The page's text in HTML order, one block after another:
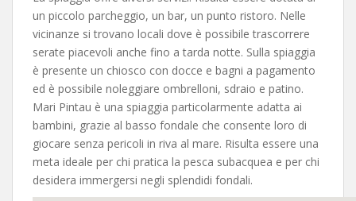
un piccolo parcheggio, un bar, un punto ristoro. Nelle
vicinanze si trovano locali dove è possibile trascorrere
serate piacevoli anche fino a tarda notte. Sulla spiaggia
è presente un chiosco con docce e bagni a pagamento
ed è possibile noleggiare ombrelloni, sdraio e patino.
Mari Pintau è una spiaggia particolarmente adatta ai
bambini, grazie al basso fondale che consente loro di
giocare senza pericoli in riva al mare. Risulta essere una
meta ideale per chi pratica la pesca subacquea e per chi
desidera immergersi negli splendidi fondali.